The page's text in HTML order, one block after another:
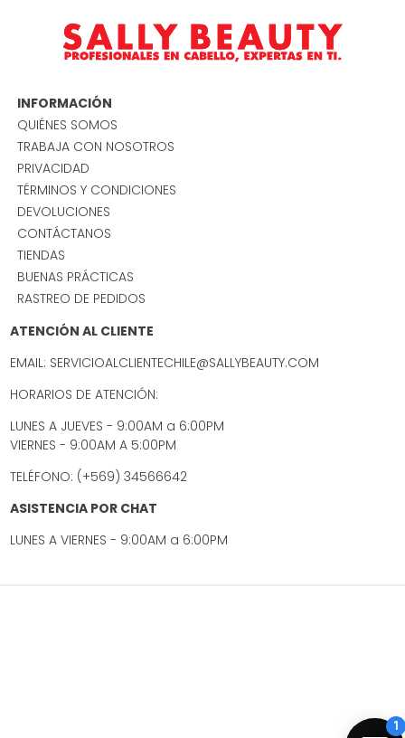
INFORMACIÓN
QUIÉNES SOMOS
TRABAJA CON NOSOTROS
PRIVACIDAD
TÉRMINOS Y CONDICIONES
DEVOLUCIONES
CONTÁCTANOS
TIENDAS
BUENAS PRÁCTICAS
RASTREO DE PEDIDOS
ATENCIÓN AL CLIENTE
EMAIL: SERVICIOALCLIENTECHILE@SALLYBEAUTY.COM
HORARIOS DE ATENCIÓN:
LUNES A JUEVES - 9:00AM a 6:00PM
VIERNES - 9:00AM A 5:00PM
TELÉFONO: (+569) 34566642
ASISTENCIA POR CHAT
LUNES A VIERNES - 9:00AM a 6:00PM